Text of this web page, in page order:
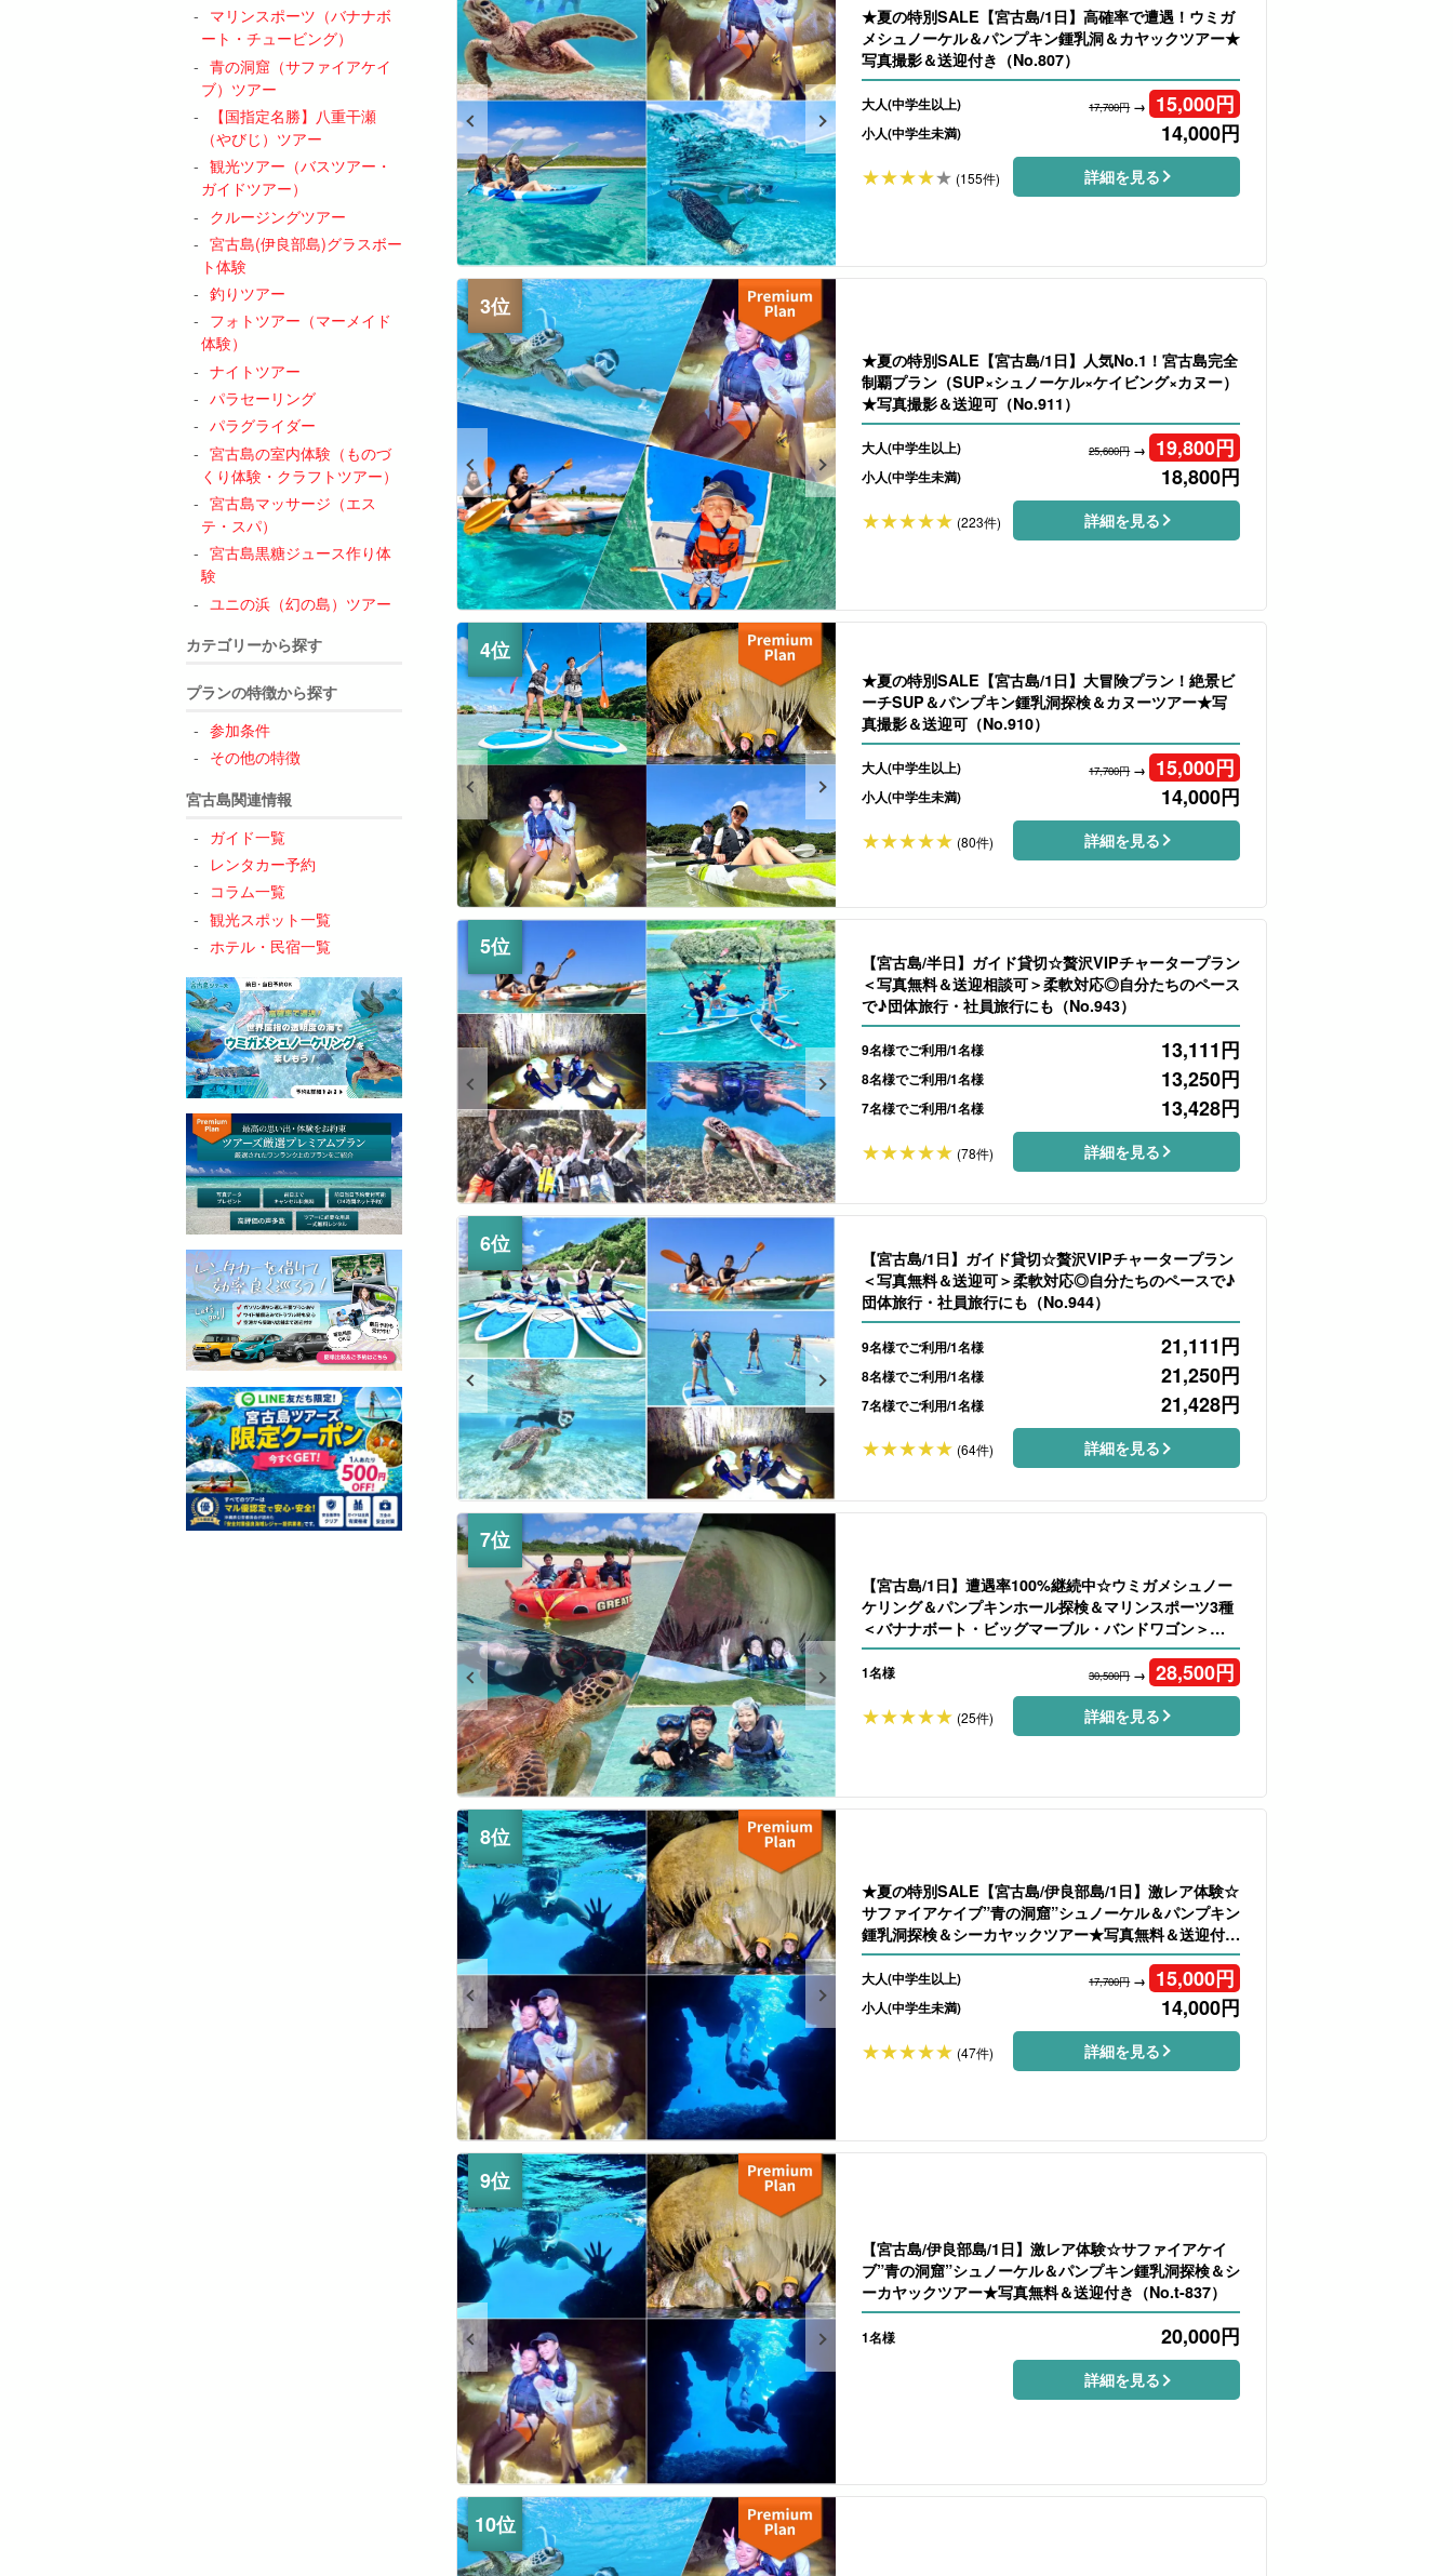
マリンスポーツ（バナナボ
ート・チュービング）
青の洞窟（サファイアケイ
ブ）ツアー
【国指定名勝】八重干瀬
（やびじ）ツアー
観光ツアー（バスツアー・
ガイドツアー）
クルージングツアー
宮古島(伊良部島)グラスボー
ト体験
釣りツアー
フォトツアー（マーメイド
体験）
ナイトツアー
パラセーリング
パラグライダー
宮古島の室内体験（ものづ
くり体験・クラフトツアー）
宮古島マッサージ（エス
テ・スパ）
宮古島黒糖ジュース作り体
験
ユニの浜（幻の島）ツアー
カテゴリーから探す
プランの特徴から探す
参加条件
その他の特徴
宮古島関連情報
ガイド一覧
レンタカー予約
コラム一覧
観光スポット一覧
ホテル・民宿一覧
★夏の特別SALE【宮古島/1日】高確率で遭遇！ウミガ
メシュノーケル＆パンプキン鍾乳洞＆カヤックツアー★
写真撮影＆送迎付き（No.807）
大人(中学生以上) 17,700円→ 15,000円
小人(中学生未満) 14,000円
(155件) 詳細を見る
★夏の特別SALE【宮古島/1日】人気No.1！宮古島完全
制覇プラン（SUP×シュノーケル×ケイビング×カヌー）
★写真撮影＆送迎可（No.911）
大人(中学生以上) 25,600円→ 19,800円
小人(中学生未満) 18,800円
(223件) 詳細を見る
★夏の特別SALE【宮古島/1日】大冒険プラン！絶景ビ
ーチSUP＆パンプキン鍾乳洞探検＆カヌーツアー★写
真撮影＆送迎可（No.910）
大人(中学生以上) 17,700円→ 15,000円
小人(中学生未満) 14,000円
(80件) 詳細を見る
【宮古島/半日】ガイド貸切☆贅沢VIPチャータープラン
＜写真無料＆送迎相談可＞柔軟対応◎自分たちのペース
で♪団体旅行・社員旅行にも（No.943）
9名様でご利用/1名様 13,111円
8名様でご利用/1名様 13,250円
7名様でご利用/1名様 13,428円
(78件) 詳細を見る
【宮古島/1日】ガイド貸切☆贅沢VIPチャータープラン
＜写真無料＆送迎可＞柔軟対応◎自分たちのペースで♪
団体旅行・社員旅行にも（No.944）
9名様でご利用/1名様 21,111円
8名様でご利用/1名様 21,250円
7名様でご利用/1名様 21,428円
(64件) 詳細を見る
【宮古島/1日】遭遇率100%継続中☆ウミガメシュノー
ケリング＆パンプキンホール探検＆マリンスポーツ3種
＜バナナボート・ビッグマーブル・バンドワゴン＞
（No.846）
1名様 30,500円→ 28,500円
(25件) 詳細を見る
★夏の特別SALE【宮古島/伊良部島/1日】激レア体験☆
サファイアケイブ”青の洞窟”シュノーケル＆パンプキン
鍾乳洞探検＆シーカヤックツアー★写真無料＆送迎付き
（No.837）
大人(中学生以上) 17,700円→ 15,000円
小人(中学生未満) 14,000円
(47件) 詳細を見る
【宮古島/伊良部島/1日】激レア体験☆サファイアケイ
ブ”青の洞窟”シュノーケル＆パンプキン鍾乳洞探検＆シ
ーカヤックツアー★写真無料＆送迎付き（No.t-837）
1名様 20,000円
詳細を見る